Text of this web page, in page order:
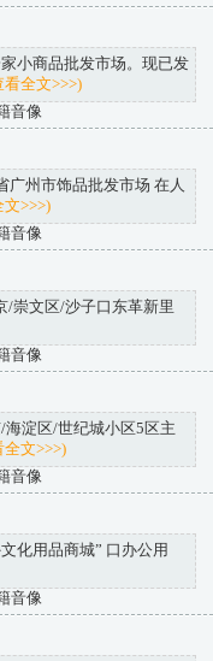
小商品批发市场。现已发
看全文>>>)
音像
广州市饰品批发市场 在人
文>>>)
音像
/崇文区/沙子口东革新里
音像
淀区/世纪城小区5区主
全文>>>)
音像
用品商城” 口办公用
音像